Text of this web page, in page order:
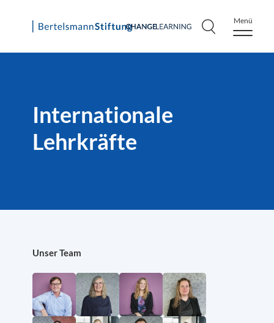
Skip
Menü
Internationale
Lehrkräfte
Unser Team